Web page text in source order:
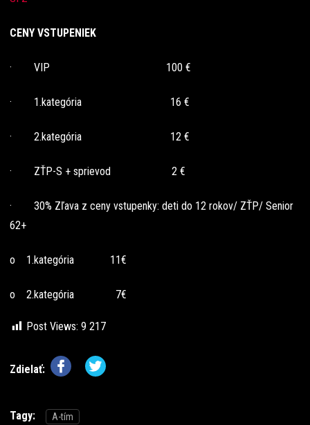
CENY VSTUPENIEK
· VIP 100 €
· 1.kategória 16 €
· 2.kategória 12 €
· ZŤP-S + sprievod 2 €
· 30% Zľava z ceny vstupenky: deti do 12 rokov/ ZŤP/ Senior
62+
o 1.kategória 11€
o 2.kategória 7€
Post Views: 9 217
Zdielať:
Tagy: A-tím